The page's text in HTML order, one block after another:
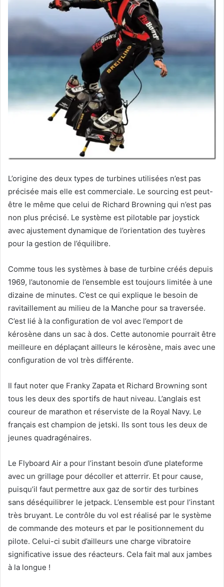
L’origine des deux types de turbines utilisées n’est pas
précisée mais elle est commerciale. Le sourcing est peut-
être le même que celui de Richard Browning qui n’est pas
non plus précisé. Le système est pilotable par joystick
avec ajustement dynamique de l’orientation des tuyères
pour la gestion de l’équilibre.
Comme tous les systèmes à base de turbine créés depuis
1969, l’autonomie de l’ensemble est toujours limitée à une
dizaine de minutes. C’est ce qui explique le besoin de
ravitaillement au milieu de la Manche pour sa traversée.
C’est lié à la configuration de vol avec l’emport de
kérosène dans un sac à dos. Cette autonomie pourrait être
meilleure en déplaçant ailleurs le kérosène, mais avec une
configuration de vol très différente.
Il faut noter que Franky Zapata et Richard Browning sont
tous les deux des sportifs de haut niveau. L’anglais est
coureur de marathon et réserviste de la Royal Navy. Le
français est champion de jetski. Ils sont tous les deux de
jeunes quadragénaires.
Le Flyboard Air a pour l’instant besoin d’une plateforme
avec un grillage pour décoller et atterrir. Et pour cause,
puisqu’il faut permettre aux gaz de sortir des turbines
sans déséquilibrer le jetpack. L’ensemble est pour l’instant
très bruyant. Le contrôle du vol est réalisé par le système
de commande des moteurs et par le positionnement du
pilote. Celui-ci subit d’ailleurs une charge vibratoire
significative issue des réacteurs. Cela fait mal aux jambes
à la longue !